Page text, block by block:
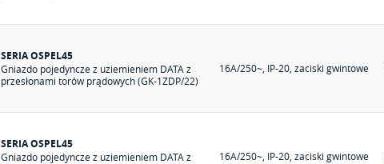
SERIA OSPEL45
Gniazdo pojedyncze z uziemieniem DATA z
przesłonami torów prądowych (GK-1ZDP/22)
16A/250~, IP-20, zaciski gwintowe
SERIA OSPEL45
Gniazdo pojedyncze z uziemieniem DATA z
16A/250~, IP-20, zaciski gwintowe